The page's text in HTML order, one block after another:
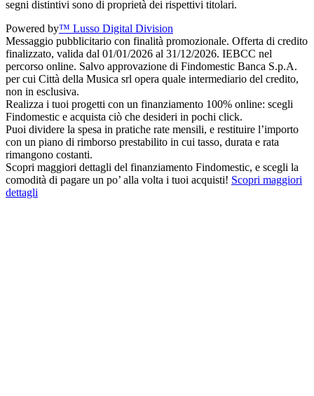
segni distintivi sono di proprietà dei rispettivi titolari.
Powered by™ Lusso Digital Division
Messaggio pubblicitario con finalità promozionale. Offerta di credito
finalizzato, valida dal 01/01/2026 al 31/12/2026. IEBCC nel
percorso online. Salvo approvazione di Findomestic Banca S.p.A.
per cui Città della Musica srl opera quale intermediario del credito,
non in esclusiva.
Realizza i tuoi progetti con un finanziamento 100% online: scegli
Findomestic e acquista ciò che desideri in pochi click.
Puoi dividere la spesa in pratiche rate mensili, e restituire l’importo
con un piano di rimborso prestabilito in cui tasso, durata e rata
rimangono costanti.
Scopri maggiori dettagli del finanziamento Findomestic, e scegli la
comodità di pagare un po’ alla volta i tuoi acquisti! Scopri maggiori
dettagli